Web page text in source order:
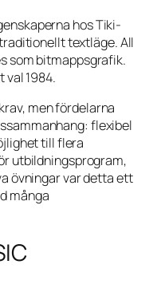
hos Tiki-
textläge. All
som bitmappsgrafik.
val 1984.
men fördelarna
flexibel
till flera
utbildningsprogram,
övningar var detta ett
många